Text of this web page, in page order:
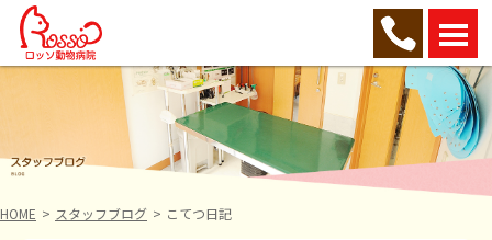
HOME スタッフブログ こてつ日記